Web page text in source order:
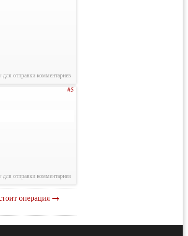
для отправки комментариев
#5
для отправки комментариев
операция →